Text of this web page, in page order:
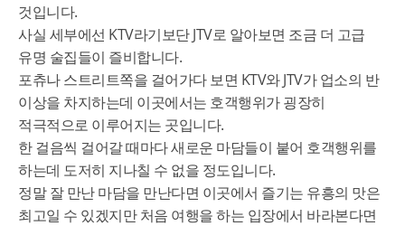
것입니다.
사실 세부에선 KTV라기보단 JTV로 알아보면 조금 더 고급
유명 술집들이 즐비합니다.
포츄나 스트리트쪽을 걸어가다 보면 KTV와 JTV가 업소의 반
이상을 차지하는데 이곳에서는 호객행위가 굉장히
적극적으로 이루어지는 곳입니다.
한 걸음씩 걸어갈 때마다 새로운 마담들이 붙어 호객행위를
하는데 도저히 지나칠 수 없을 정도입니다.
정말 잘 만난 마담을 만난다면 이곳에서 즐기는 유흥의 맛은
최고일 수 있겠지만 처음 여행을 하는 입장에서 바라본다면